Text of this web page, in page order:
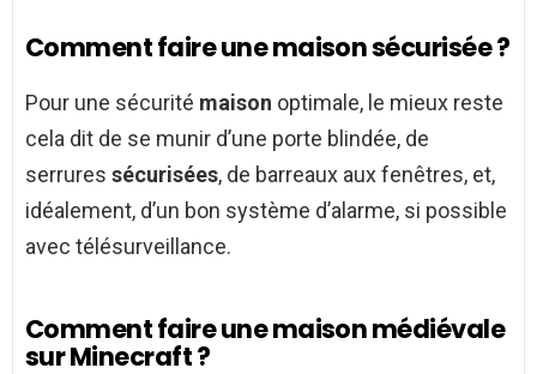
Comment faire une maison sécurisée ?
Pour une sécurité maison optimale, le mieux reste
cela dit de se munir d’une porte blindée, de
serrures sécurisées, de barreaux aux fenêtres, et,
idéalement, d’un bon système d’alarme, si possible
avec télésurveillance.
Comment faire une maison médiévale
sur Minecraft ?